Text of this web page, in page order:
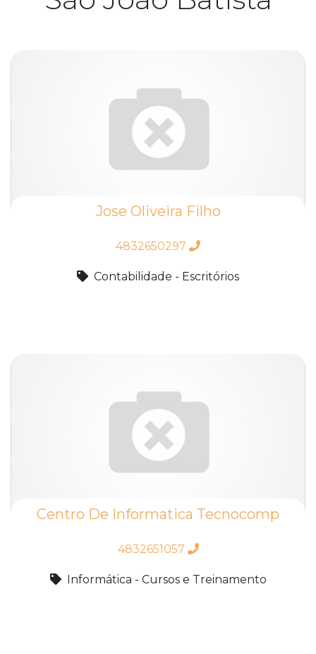
Jose Oliveira Filho
4832650297
Contabilidade - Escritórios
Centro De Informatica Tecnocomp
4832651057
Informática - Cursos e Treinamento